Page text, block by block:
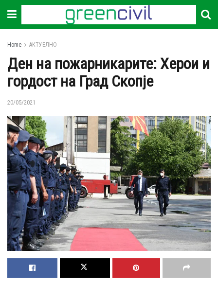
Home АКТУЕЛНО
Ден на пожарникарите: Херои и
гордост на Град Скопје
20/05/2021